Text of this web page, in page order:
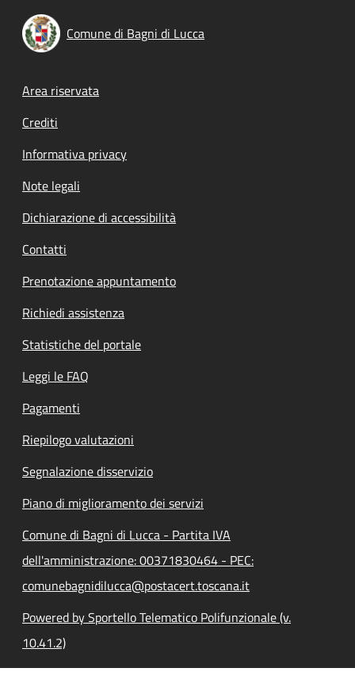
Comune di Bagni di Lucca
Footer menu
Area riservata
Crediti
Informativa privacy
Note legali
Dichiarazione di accessibilità
Contatti
Prenotazione appuntamento
Richiedi assistenza
Statistiche del portale
Leggi le FAQ
Pagamenti
Riepilogo valutazioni
Segnalazione disservizio
Piano di miglioramento dei servizi
Comune di Bagni di Lucca - Partita IVA
dell'amministrazione: 00371830464 - PEC:
comunebagnidilucca@postacert.toscana.it
Powered by Sportello Telematico Polifunzionale (v.
10.41.2)